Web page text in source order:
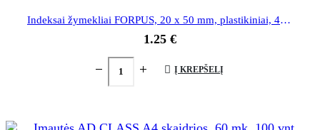
Indeksai žymekliai FORPUS, 20 x 50 mm, plastikiniai, 4 spalvos
1.25 €
Į KREPŠELĮ